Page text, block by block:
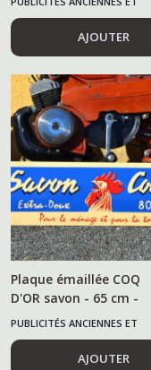
ALIMENTAIRES
AJOUTER
Plaque émaillée COQ
D'OR savon - 65 cm -
PUBLICITÉS ANCIENNES ET
ALIMENTAIRES
AJOUTER